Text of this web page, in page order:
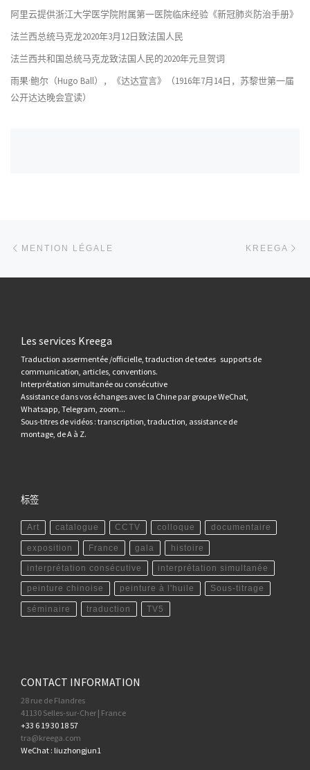
阿里云提供浙江大学医学院附属第一医院临床经验《新冠肺炎防治手册》
法兰西总统马克龙2020年3月12日致法国人民
法兰西共和国总统马克龙致法国人民的2020年元旦贺词
雨果·鲍尔（Hugo Ball），《达达宣言》（1916年7月14日，苏黎世第一届
公开达达晚会宣读）
MENTION LÉGALE KREEGA
Les services Kreega
Traduction assermentée /officielle, traduction de textes supports de
communication, articles, conventions.
Interprétation simultanée ou consécutive
Assistance dans vos échanges avec la Chine par groupe WeChat,
Whatsapp, Telegram, zoom...
Sous-titres de vidéos : transcription, traduction, assistance de
montage, de A à Z.
标签
Art catalogue CCTV colloque documentaire
exposition France gala histoire
interprétation consécutive interprétation simultanée
peinture chinoise peinture à l'huile Sous-titrage
séminaire traduction TV5
CONTACT INFORMATION
28 rue de Flandres
41130 Selles-sur-Cher | France
+33 6 19 30 18 57
tra@kreega.com
WeChat : liuzhongjun1